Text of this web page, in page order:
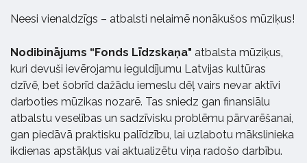
Neesi vienaldzīgs – atbalsti nelaimē nonākušos mūziķus!
Nodibinājums “Fonds Līdzskaņa" atbalsta mūziķus,
kuri devuši ievērojamu ieguldījumu Latvijas kultūras
dzīvē, bet šobrīd dažādu iemeslu dēļ vairs nevar aktīvi
darboties mūzikas nozarē. Tas sniedz gan finansiālu
atbalstu veselības un sadzīvisku problēmu pārvarēšanai,
gan piedāvā praktisku palīdzību, lai uzlabotu mākslinieka
ikdienas apstākļus vai aktualizētu viņa radošo darbību.